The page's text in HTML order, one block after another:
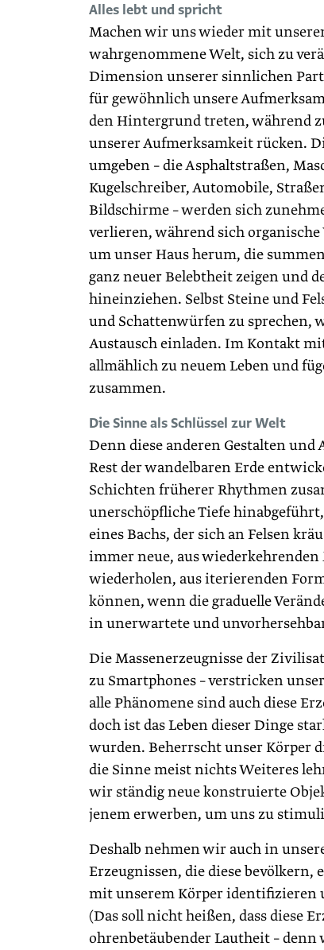
Alles lebt und spricht
Machen wir uns wieder mit
wahrgenommene Welt, sich zu
Dimension unserer sinnlichen
für gewöhnlich unsere
den Hintergrund treten, während
unserer Aufmerksamkeit rücken.
umgeben – die Asphaltstraßen,
Kugelschreiber, Automobile,
Bildschirme – werden sich
verlieren, während sich
um unser Haus herum, die
ganz neuer Belebtheit zeigen und
hineinziehen. Selbst Steine und
und Schattenwürfen zu sprechen,
Austausch einladen. Im Kontakt
allmählich zu neuem Leben und
zusammen.
Die Sinne als Schlüssel zur Welt
Denn diese anderen Gestalten und
Rest der wandelbaren Erde
Schichten früherer Rhythmen
unerschöpfliche Tiefe
eines Bachs, der sich an Felsen
immer neue, aus
wiederholen, aus iterierenden
können, wenn die graduelle
in unerwartete und
Die Massenerzeugnisse der
zu Smartphones – verstricken
alle Phänomene sind auch diese
doch ist das Leben dieser Dinge
wurden. Beherrscht unser Körper
die Sinne meist nichts Weiteres
wir ständig neue konstruierte
jenem erwerben, um uns zu
Deshalb nehmen wir auch in
Erzeugnissen, die diese
mit unserem Körper identifizieren
(Das soll nicht heißen, dass diese
ohrenbetäubender Lautheit –